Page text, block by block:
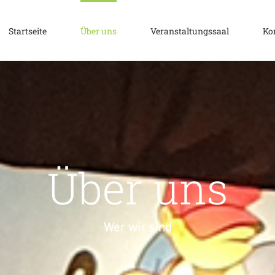
Startseite Über uns Veranstaltungssaal
Über uns
Wer wir sind